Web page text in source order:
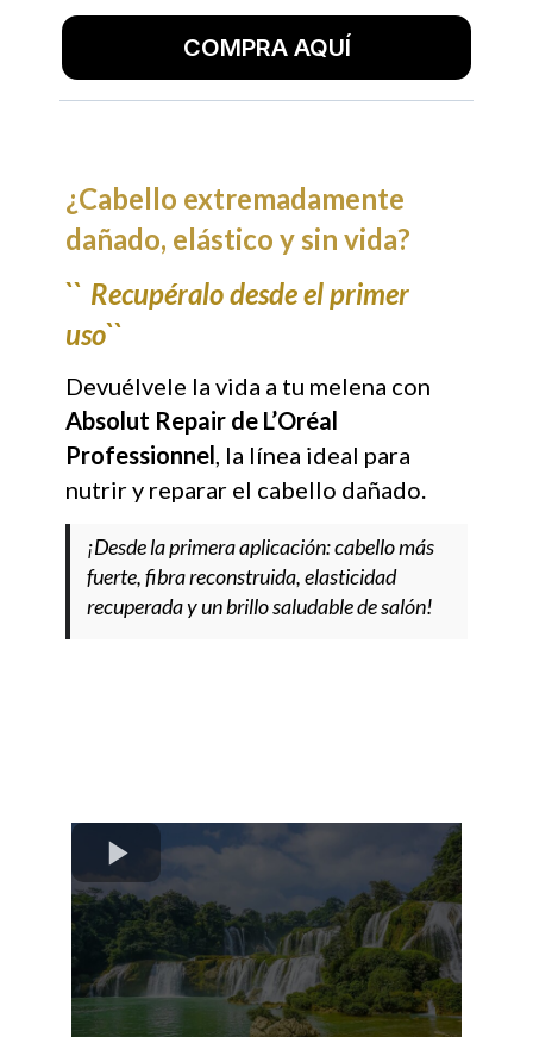
COMPRA AQUÍ
¿Cabello extremadamente
dañado, elástico y sin vida?
`` Recupéralo desde el primer
uso``
Devuélvele la vida a tu melena con
Absolut Repair de L’Oréal
Professionnel, la línea ideal para
nutrir y reparar el cabello dañado.
¡Desde la primera aplicación: cabello más
fuerte, fibra reconstruida, elasticidad
recuperada y un brillo saludable de salón!